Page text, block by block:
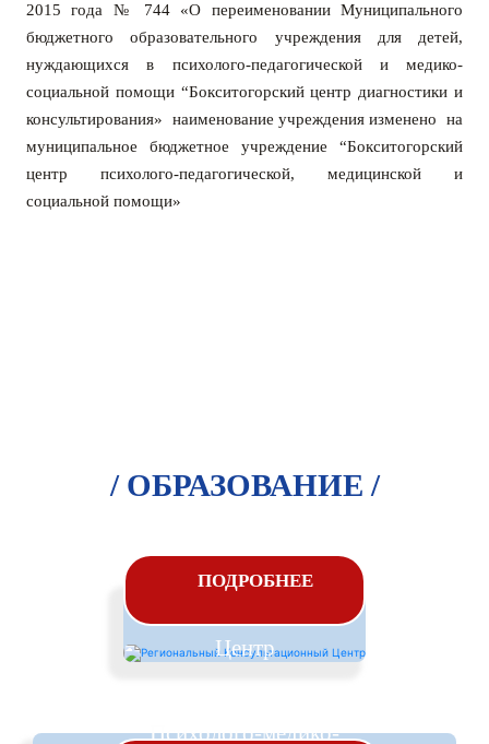
2015 года № 744 «О переименовании Муниципального
бюджетного образовательного учреждения для детей,
нуждающихся в психолого-педагогической и медико-
социальной помощи “Бокситогорский центр диагностики и
консультирования» наименование учреждения изменено на
муниципальное бюджетное учреждение “Бокситогорский
центр психолого-педагогической, медицинской и
социальной помощи»
/ ОБРАЗОВАНИЕ /
Региональный
Центр
ПОДРОБНЕЕ
Психолого-медико-